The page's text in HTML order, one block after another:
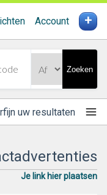
Account +
Zoeken
uw resultaten
Je link hier plaatsen